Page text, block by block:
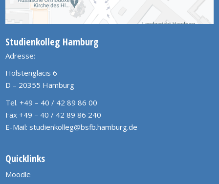
Studienkolleg Hamburg
Adresse:
Holstenglacis 6
D – 20355 Hamburg
Tel. +49 – 40 / 42 89 86 00
Fax +49 – 40 / 42 89 86 240
E-Mail: studienkolleg@bsfb.hamburg.de
Quicklinks
Moodle